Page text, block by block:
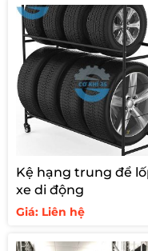
Kệ hạng trung để
xe di động
Giá: Liên hệ